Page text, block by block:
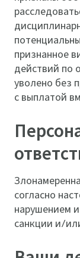
признанное
действий по
уволено без
с выплатой
согласно
нарушением
санкции и/